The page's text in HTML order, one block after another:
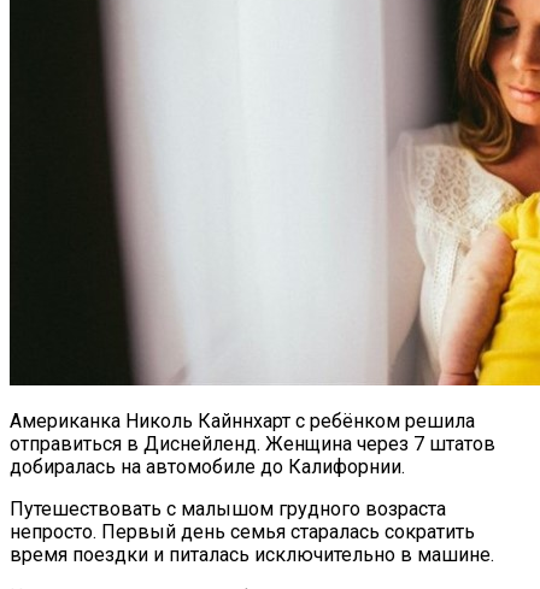
Американка Николь Кайннхарт с ребёнком решила
отправиться в Диснейленд. Женщина через 7 штатов
добиралась на автомобиле до Калифорнии.
Путешествовать с малышом грудного возраста
непросто. Первый день семья старалась сократить
время поездки и питалась исключительно в машине.